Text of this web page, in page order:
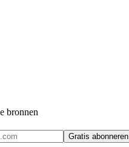
bronnen
Gratis abonneren